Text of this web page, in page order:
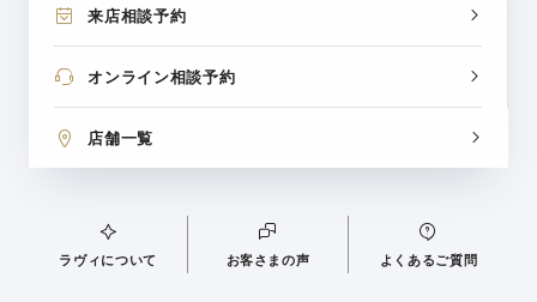
来店相談予約
オンライン相談予約
店舗一覧
ラヴィについて お客さまの声 よくあるご質問